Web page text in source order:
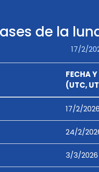
de la
17/2/
FECHA
(UTC,
17/2/
24/2/
3/3/2026